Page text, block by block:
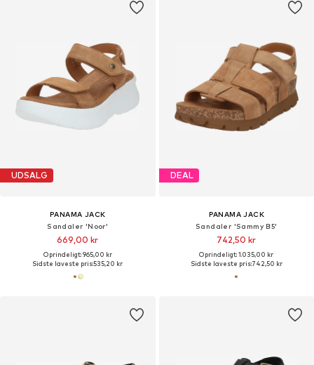
UDSALG
PANAMA JACK
Sandaler 'Noor'
669,00 kr
Oprindeligt: 965,00 kr
Sidste laveste pris:535,20 kr
DEAL
PANAMA JACK
Sandaler 'Sammy B5'
742,50 kr
Oprindeligt: 1.035,00 kr
Sidste laveste pris:742,50 kr